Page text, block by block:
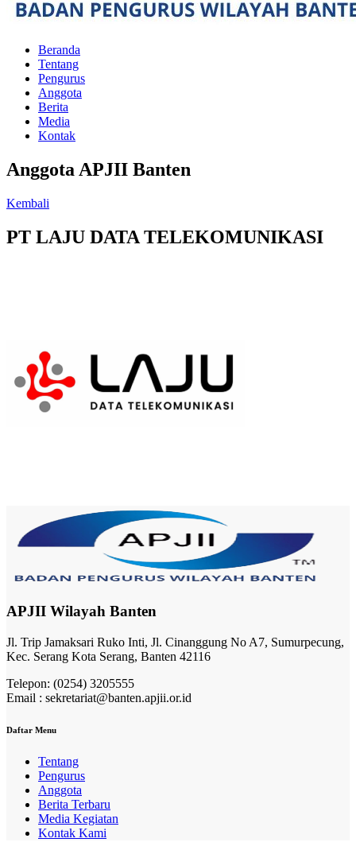
Beranda
Tentang
Pengurus
Anggota
Berita
Media
Kontak
Anggota APJII Banten
Kembali
PT LAJU DATA TELEKOMUNIKASI
APJII Wilayah Banten
Jl. Trip Jamaksari Ruko Inti, Jl. Cinanggung No A7, Sumurpecung,
Kec. Serang Kota Serang, Banten 42116
Telepon: (0254) 3205555
Email : sekretariat@banten.apjii.or.id
Daftar Menu
Tentang
Pengurus
Anggota
Berita Terbaru
Media Kegiatan
Kontak Kami